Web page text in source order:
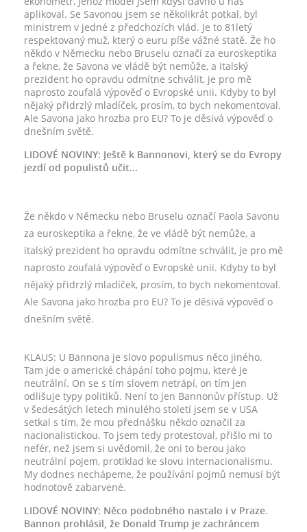
aplikoval. Se Savonou jsem se několikrát potkal, byl
ministrem v jedné z předchozích vlád. Je to 81letý
respektovaný muž, který o euru píše vážné statě. Že ho
někdo v Německu nebo Bruselu označí za euroskeptika
a řekne, že Savona ve vládě být nemůže, a italský
prezident ho opravdu odmítne schválit, je pro mě
naprosto zoufalá výpověď o Evropské unii. Kdyby to byl
nějaký přidrzlý mladíček, prosím, to bych nekomentoval.
Ale Savona jako hrozba pro EU? To je děsivá výpověď o
dnešním světě.
LIDOVÉ NOVINY: Ještě k Bannonovi, který se do Evropy
jezdí od populistů učit...
Že někdo v Německu nebo Bruselu označí Paola Savonu
za euroskeptika a řekne, že ve vládě být nemůže, a
italský prezident ho opravdu odmítne schválit, je pro mě
naprosto zoufalá výpověď o Evropské unii. Kdyby to byl
nějaký přidrzlý mladíček, prosím, to bych nekomentoval.
Ale Savona jako hrozba pro EU? To je děsivá výpověď o
dnešním světě.
KLAUS: U Bannona je slovo populismus něco jiného.
Tam jde o americké chápání toho pojmu, které je
neutrální. On se s tím slovem netrápí, on tím jen
odlišuje typy politiků. Není to jen Bannonův přístup. Už
v šedesátých letech minulého století jsem se v USA
setkal s tím, že mou přednášku někdo označil za
nacionalistickou. To jsem tedy protestoval, přišlo mi to
nefér, než jsem si uvědomil, že oni to berou jako
neutrální pojem, protiklad ke slovu internacionalismu.
My dodnes nechápeme, že používání pojmů nemusí být
hodnotově zabarvené.
LIDOVÉ NOVINY: Něco podobného nastalo i v Praze.
Bannon prohlásil, že Donald Trump je zachráncem